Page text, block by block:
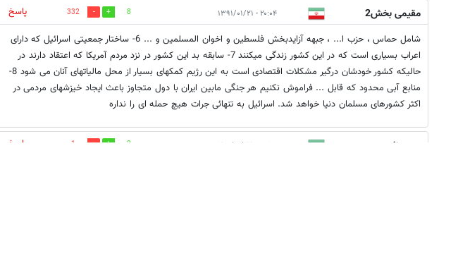
مقیمی بخش2 ۲۰:۰۴ - ۱۳۹۱/۰۱/۲۱ 8
332
پاسخ
شامل حماس ، حزب ا... ، جبهه آزایدبخش فلسطین و اخوان المسلمین و ... 6- ساختار جمعیتی اسرائیل که دارای
اعراب بسیاری است که در این کشور زندگی میکنند 7- سابقه بد این کشور در نزد مردم آمریکا که اعتقاد دارند در
حالیکه کشور خودشان درگیر مشکلات اقتصادی است به این رژیم کمکهای بسیار از محل مالیاتهای آنان می شود 8-
منابع آبی محدود که قابل ... فراموش نکنیم هر جنگی مابین ایران با دول متجاوز باعث ایجاد خیزشهای مردمی در
اکثر کشورهای مسلمان دنیا خواهد شد. اسرائیل به تنهائی جرات هیچ حمله ای را نداره
بدون نام 2
1
پاسخ